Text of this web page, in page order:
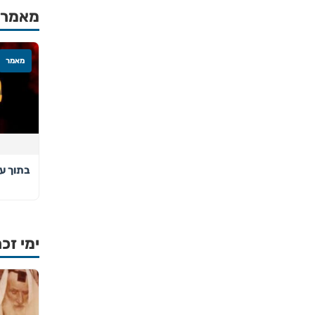
מאמר
בתוך
ימי